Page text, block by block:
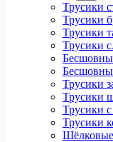
Трусики
Трусики
Трусики
Трусики
Трусики
Трусики
Трусики
Трусики